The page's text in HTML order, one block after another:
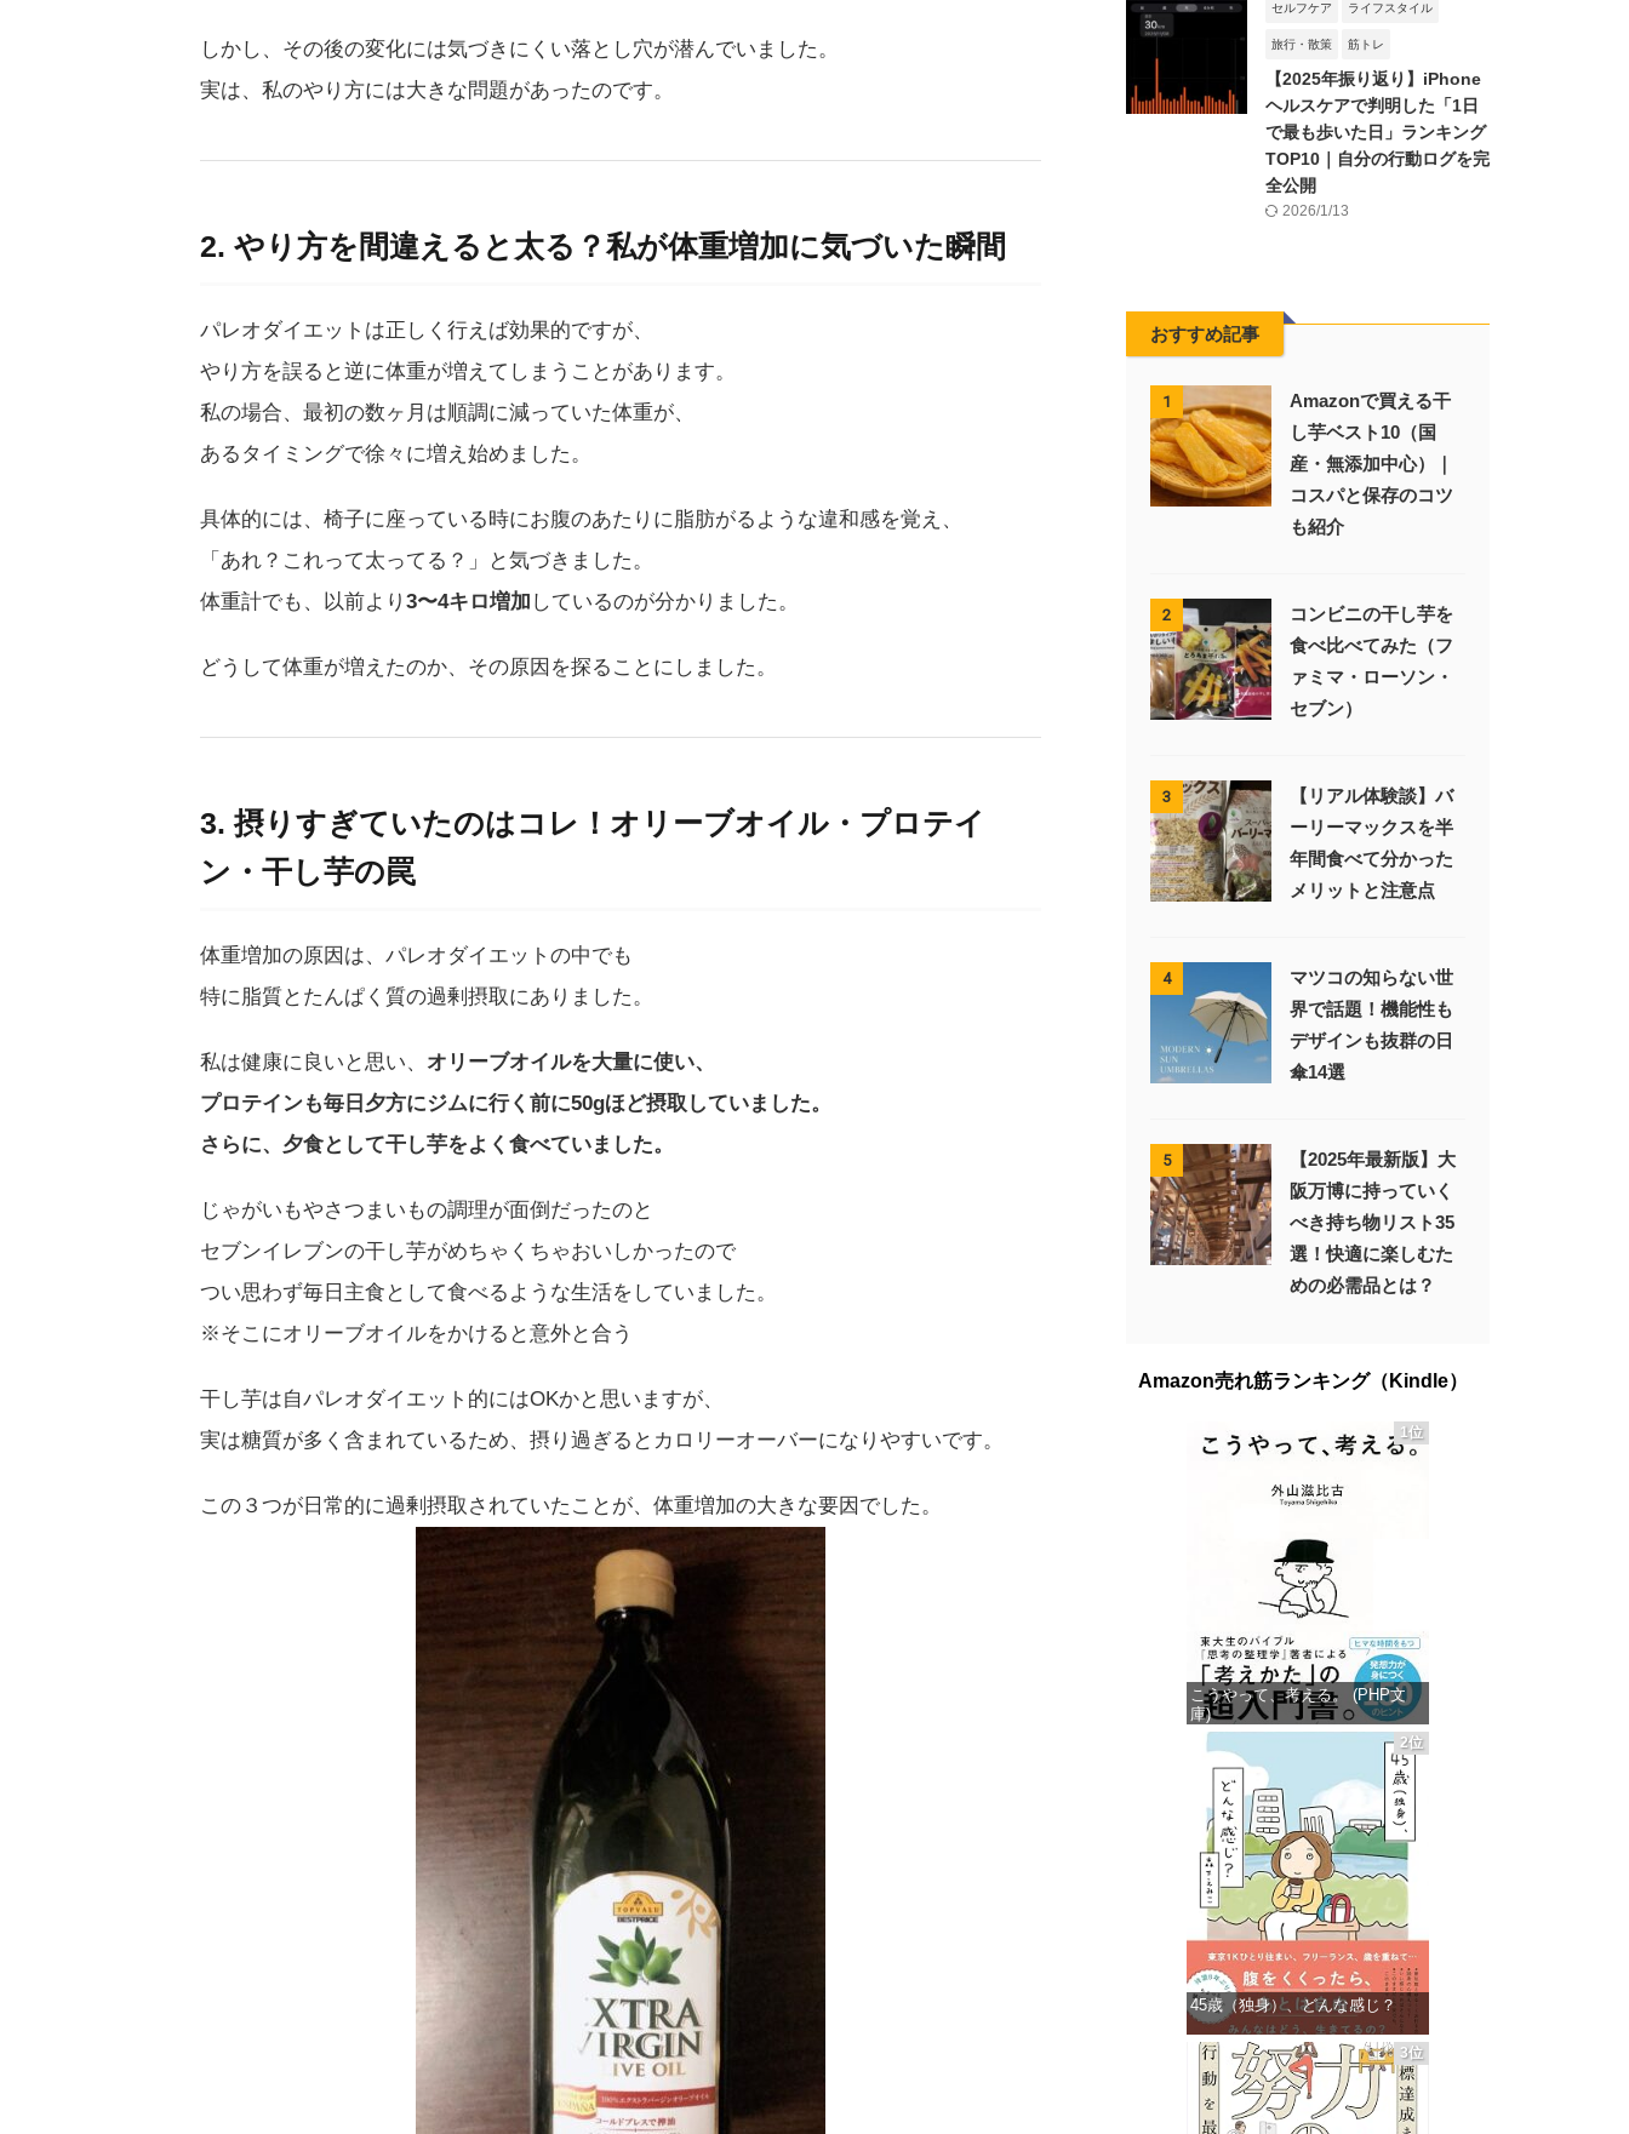
しかし、その後の変化には気づきにくい落とし穴が潜んでいました。
実は、私のやり方には大きな問題があったのです。
2. やり方を間違えると太る？私が体重増加に気づいた瞬間
パレオダイエットは正しく行えば効果的ですが、
やり方を誤ると逆に体重が増えてしまうことがあります。
私の場合、最初の数ヶ月は順調に減っていた体重が、
あるタイミングで徐々に増え始めました。
具体的には、椅子に座っている時にお腹のあたりに脂肪がるような違和感を覚え、
「あれ？これって太ってる？」と気づきました。
体重計でも、以前より 3〜4キロ増加 しているのが分かりました。
どうして体重が増えたのか、その原因を探ることにしました。
3. 摂りすぎていたのはコレ！オリーブオイル・プロテイ
ン・干し芋の罠
体重増加の原因は、パレオダイエットの中でも
特に脂質とたんぱく質の過剰摂取にありました。
私は健康に良いと思い、 オリーブオイルを大量に使い、
プロテインも毎日夕方にジムに行く前に50gほど摂取していました。
さらに、夕食として干し芋をよく食べていました。
じゃがいもやさつまいもの調理が面倒だったのと
セブンイレブンの干し芋がめちゃくちゃおいしかったので
つい思わず毎日主食として食べるような生活をしていました。
※そこにオリーブオイルをかけると意外と合う
干し芋は自パレオダイエット的にはOKかと思いますが、
実は糖質が多く含まれているため、摂り過ぎるとカロリーオーバーになりやすいです。
この３つが日常的に過剰摂取されていたことが、体重増加の大きな要因でした。
セルフケア ライフスタイル
旅行・散策 筋トレ
【2025年振り返り】iPhone
ヘルスケアで判明した「1日
で最も歩いた日」ランキング
TOP10｜自分の行動ログを完
全公開
2026/1/13
おすすめ記事
1
Amazonで買える干
し芋ベスト10（国
産・無添加中心）｜
コスパと保存のコツ
も紹介
2
コンビニの干し芋を
食べ比べてみた（フ
ァミマ・ローソン・
セブン）
3
【リアル体験談】バ
ーリーマックスを半
年間食べて分かった
メリットと注意点
4
マツコの知らない世
界で話題！機能性も
デザインも抜群の日
傘14選
5
【2025年最新版】大
阪万博に持っていく
べき持ち物リスト35
選！快適に楽しむた
めの必需品とは？
Amazon売れ筋ランキング（Kindle）
1位
こうやって、考える。 (PHP文
庫)
価格：¥649
2位
45歳（独身）、どんな感じ？
価格：¥1,359
3位